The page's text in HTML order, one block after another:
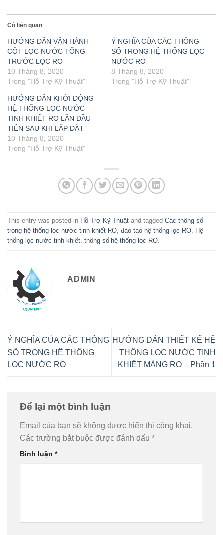
Có liên quan
HƯỚNG DẪN VẬN HÀNH
CỘT LỌC NƯỚC TỔNG
TRƯỚC LỌC RO
10 Tháng 8, 2020
Trong "Hỗ Trợ Kỹ Thuật"
Ý NGHĨA CỦA CÁC THÔNG
SỐ TRONG HỆ THỐNG LỌC
NƯỚC RO
8 Tháng 8, 2020
Trong "Hỗ Trợ Kỹ Thuật"
HƯỚNG DẪN KHỞI ĐỘNG
HỆ THỐNG LỌC NƯỚC
TINH KHIẾT RO LẦN ĐẦU
TIÊN SAU KHI LẮP ĐẶT
10 Tháng 8, 2020
Trong "Hỗ Trợ Kỹ Thuật"
This entry was posted in Hỗ Trợ Kỹ Thuật and tagged Các thông số
trong hệ thống lọc nước tinh khiết RO, đào tạo hệ thống lọc RO, Hệ
thống lọc nước tinh khiết, thông số hệ thống lọc RO.
ADMIN
Ý NGHĨA CỦA CÁC THÔNG
SỐ TRONG HỆ THỐNG
LỌC NƯỚC RO
HƯỚNG DẪN THIẾT KẾ HỆ
THỐNG LỌC NƯỚC TINH
KHIẾT MÀNG RO – Phần 1
Để lại một bình luận
Email của bạn sẽ không được hiển thị công khai.
Các trường bắt buộc được đánh dấu *
Bình luận *